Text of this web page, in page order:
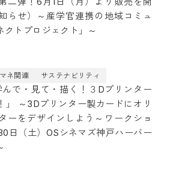
らせ）～産学官連携の地域コミュ
クトプロジェクト」～
ネ関連 サステナビリティ
で・見て・描く！３Dプリンター
」 ～3Dプリンター製カードにオリ
ーをデザインしよう～ワークショ
日（土）OSシネマズ神戸ハーバー